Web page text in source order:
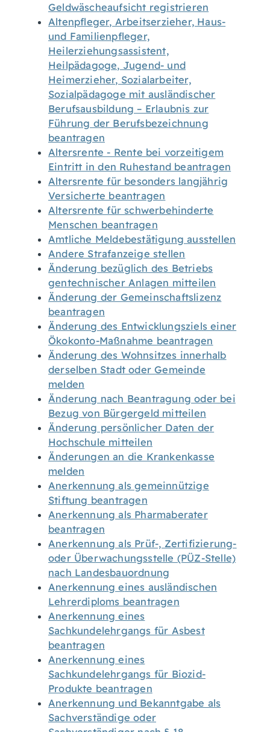
Geldwäscheaufsicht registrieren
Altenpfleger, Arbeitserzieher, Haus-
und Familienpfleger,
Heilerziehungsassistent,
Heilpädagoge, Jugend- und
Heimerzieher, Sozialarbeiter,
Sozialpädagoge mit ausländischer
Berufsausbildung – Erlaubnis zur
Führung der Berufsbezeichnung
beantragen
Altersrente - Rente bei vorzeitigem
Eintritt in den Ruhestand beantragen
Altersrente für besonders langjährig
Versicherte beantragen
Altersrente für schwerbehinderte
Menschen beantragen
Amtliche Meldebestätigung ausstellen
Andere Strafanzeige stellen
Änderung bezüglich des Betriebs
gentechnischer Anlagen mitteilen
Änderung der Gemeinschaftslizenz
beantragen
Änderung des Entwicklungsziels einer
Ökokonto-Maßnahme beantragen
Änderung des Wohnsitzes innerhalb
derselben Stadt oder Gemeinde
melden
Änderung nach Beantragung oder bei
Bezug von Bürgergeld mitteilen
Änderung persönlicher Daten der
Hochschule mitteilen
Änderungen an die Krankenkasse
melden
Anerkennung als gemeinnützige
Stiftung beantragen
Anerkennung als Pharmaberater
beantragen
Anerkennung als Prüf-, Zertifizierung-
oder Überwachungsstelle (PÜZ-Stelle)
nach Landesbauordnung
Anerkennung eines ausländischen
Lehrerdiploms beantragen
Anerkennung eines
Sachkundelehrgangs für Asbest
beantragen
Anerkennung eines
Sachkundelehrgangs für Biozid-
Produkte beantragen
Anerkennung und Bekanntgabe als
Sachverständige oder